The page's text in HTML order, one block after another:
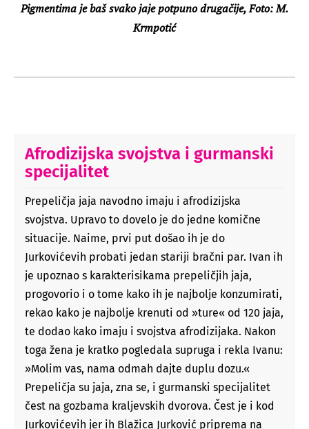
Pigmentima je baš svako jaje potpuno drugačije, Foto: M.
Krmpotić
Afrodizijska svojstva i gurmanski
specijalitet
Prepeličja jaja navodno imaju i afrodizijska
svojstva. Upravo to dovelo je do jedne komične
situacije. Naime, prvi put došao ih je do
Jurkovićevih probati jedan stariji bračni par. Ivan ih
je upoznao s karakterisikama prepeličjih jaja,
progovorio i o tome kako ih je najbolje konzumirati,
rekao kako je najbolje krenuti od »ture« od 120 jaja,
te dodao kako imaju i svojstva afrodizijaka. Nakon
toga žena je kratko pogledala supruga i rekla Ivanu:
»Molim vas, nama odmah dajte duplu dozu.«
Prepeličja su jaja, zna se, i gurmanski specijalitet
čest na gozbama kraljevskih dvorova. Čest je i kod
Jurkovićevih jer ih Blažica Jurković priprema na